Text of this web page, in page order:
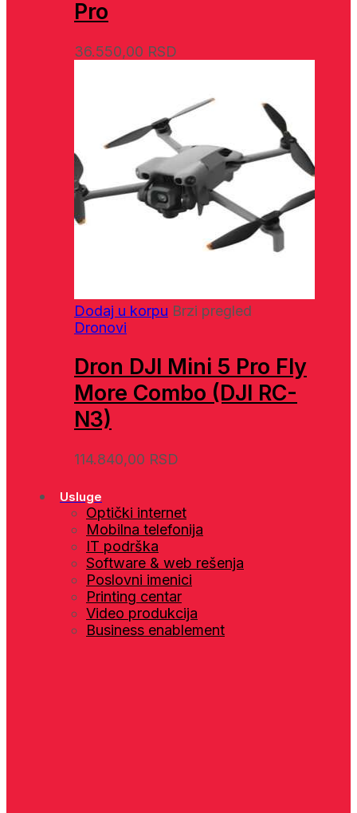
Pro
36.550,00 RSD
Dodaj u korpu Brzi pregled
Dronovi
Dron DJI Mini 5 Pro Fly
More Combo (DJI RC-
N3)
114.840,00 RSD
Usluge
Optički internet
Mobilna telefonija
IT podrška
Software & web rešenja
Poslovni imenici
Printing centar
Video produkcija
Business enablement